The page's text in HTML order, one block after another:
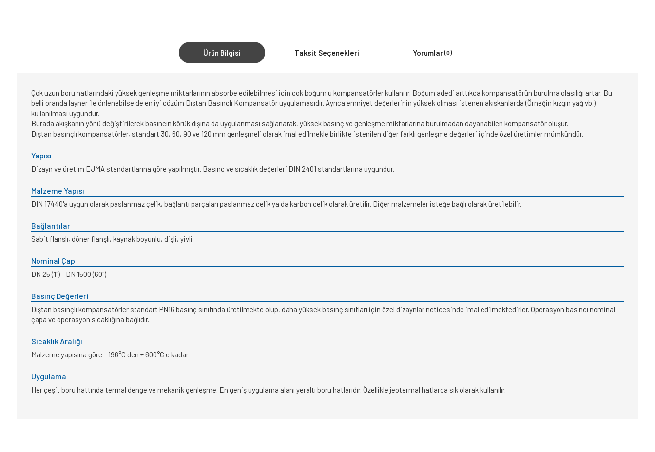
Ürün Bilgisi Taksit Seçenekleri Yorumlar(0)
Çok uzun boru hatlarındaki yüksek genleşme miktarlarının absorbe edilebilmesi için çok boğumlu kompansatörler kullanılır. Boğum adedi arttıkça kompansatörün burulma olasılığı artar. Bu
belli oranda layner ile önlenebilse de en iyi çözüm Dıştan Basınçlı Kompansatör uygulamasıdır. Ayrıca emniyet değerlerinin yüksek olması istenen akışkanlarda (Örneğin kızgın yağ vb.)
kullanılması uygundur.
Burada akışkanın yönü değiştirilerek basıncın körük dışına da uygulanması sağlanarak, yüksek basınç ve genleşme miktarlarına burulmadan dayanabilen kompansatör oluşur.
Dıştan basınçlı kompansatörler, standart 30, 60, 90 ve 120 mm genleşmeli olarak imal edilmekle birlikte istenilen diğer farklı genleşme değerleri içinde özel üretimler mümkündür.
Yapısı
Dizayn ve üretim EJMA standartlarına göre yapılmıştır. Basınç ve sıcaklık değerleri DIN 2401 standartlarına uygundur.
Malzeme Yapısı
DIN 17440'a uygun olarak paslanmaz çelik, bağlantı parçaları paslanmaz çelik ya da karbon çelik olarak üretilir. Diğer malzemeler isteğe bağlı olarak üretilebilir.
Bağlantılar
Sabit flanşlı, döner flanşlı, kaynak boyunlu, dişli, yivli
Nominal Çap
DN 25 (1") - DN 1500 (60")
Basınç Değerleri
Dıştan basınçlı kompansatörler standart PN16 basınç sınıfında üretilmekte olup, daha yüksek basınç sınıfları için özel dizaynlar neticesinde imal edilmektedirler. Operasyon basıncı nominal
çapa ve operasyon sıcaklığına bağlıdır.
Sıcaklık Aralığı
Malzeme yapısına göre - 196°C den + 600°C e kadar
Uygulama
Her çeşit boru hattında termal denge ve mekanik genleşme. En geniş uygulama alanı yeraltı boru hatlarıdır. Özellikle jeotermal hatlarda sık olarak kullanılır.